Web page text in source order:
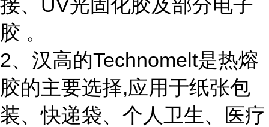
接、UV光固化胶及部分电子
胶 。
2、汉高的Technomelt是热熔
胶的主要选择,应用于纸张包
装、快递袋、个人卫生、医疗